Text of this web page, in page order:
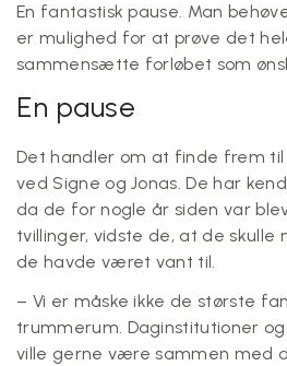
En fantastisk pause. Man
er mulighed for at prøve det
sammensætte forløbet som
En pause
Det handler om at finde frem til
ved Signe og Jonas. De har
da de for nogle år siden var
tvillinger, vidste de, at de
de havde været vant til.
– Vi er måske ikke de største
trummerum. Daginstitutioner
ville gerne være sammen med